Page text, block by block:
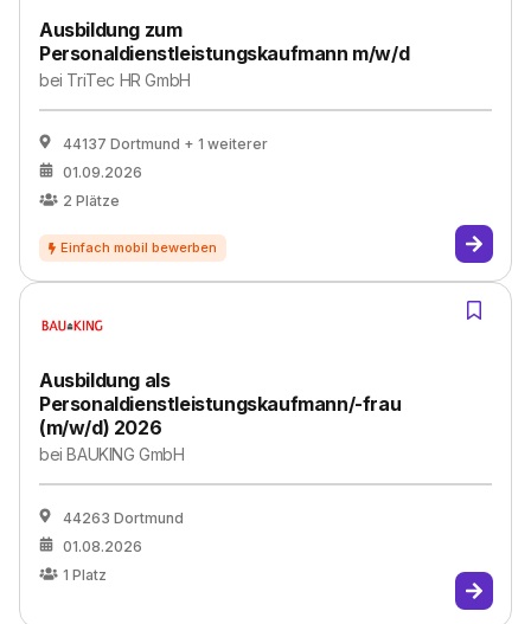
Ausbildung zum
Personaldienstleistungskaufmann m/w/d
bei TriTec HR GmbH
44137 Dortmund + 1 weiterer
01.09.2026
2 Plätze
Ausbildung als
Personaldienstleistungskaufmann/-frau
(m/w/d) 2026
beiBAUKING GmbH
44263 Dortmund
01.08.2026
1 Platz